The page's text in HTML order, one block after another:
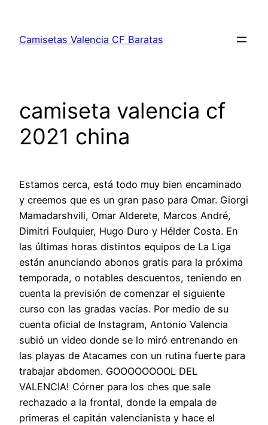
contenido
Camisetas Valencia CF Baratas
camiseta valencia cf
2021 china
Estamos cerca, está todo muy bien encaminado
y creemos que es un gran paso para Omar. Giorgi
Mamadarshvili, Omar Alderete, Marcos André,
Dimitri Foulquier, Hugo Duro y Hélder Costa. En
las últimas horas distintos equipos de La Liga
están anunciando abonos gratis para la próxima
temporada, o notables descuentos, teniendo en
cuenta la previsión de comenzar el siguiente
curso con las gradas vacías. Por medio de su
cuenta oficial de Instagram, Antonio Valencia
subió un video donde se lo miró entrenando en
las playas de Atacames con un rutina fuerte para
trabajar abdomen. GOOOOOOOOL DEL
VALENCIA! Córner para los ches que sale
rechazado a la frontal, donde la empala de
primeras el capitán valencianista y hace el